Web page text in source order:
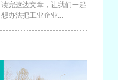
读完这边文章，让我们一起
想办法把工业企业...